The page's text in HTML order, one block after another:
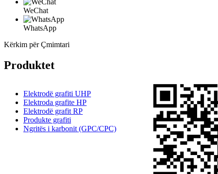
WeChat
WhatsApp
Kërkim për Çmimtari
Produktet
Elektrodë grafiti UHP
Elektroda grafite HP
Elektrodë grafit RP
Produkte grafiti
Ngritës i karbonit (GPC/CPC)